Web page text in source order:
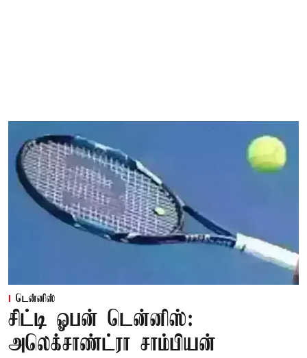
டென்னிஸ்
சிட்டி ஓபன் டென்னிஸ்:
அலெக்சாண்ட்ரா சாம்பியன்